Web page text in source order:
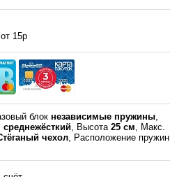
15р
блокнезависимые пружины,
, Высота25 см, Макс.
чехол, Расположение пружин